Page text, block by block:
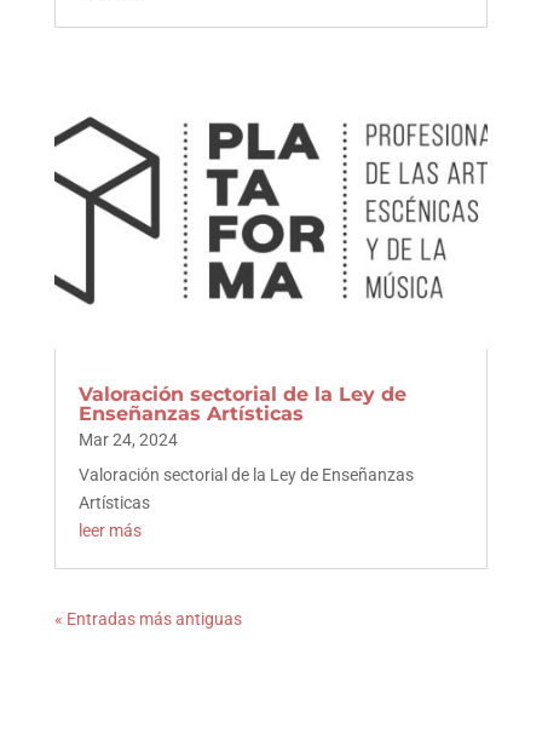
Valoración sectorial de la Ley de
Enseñanzas Artísticas
Mar 24, 2024
Valoración sectorial de la Ley de Enseñanzas
Artísticas
leer más
« Entradas más antiguas